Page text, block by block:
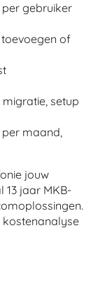
gebruiker
of
setup
maand,
jouw
13 jaar MKB-
kostenanalyse